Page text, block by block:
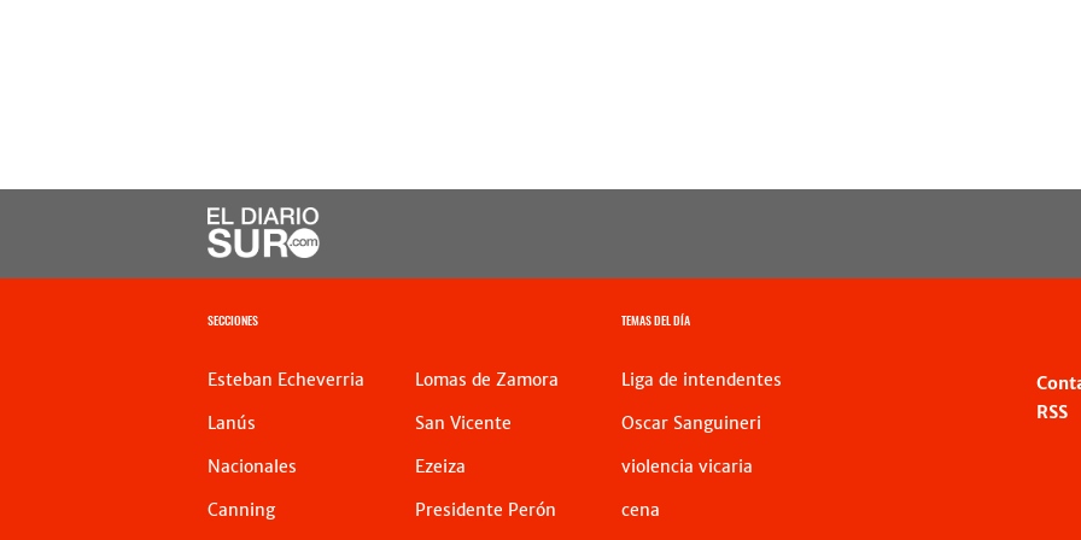
SECCIONES
Esteban Echeverria
Lanús
Nacionales
Canning
Lomas de Zamora
San Vicente
Ezeiza
Presidente Perón
TEMAS DEL DÍA
Liga de intendentes
Oscar Sanguineri
violencia vicaria
cena
RSS